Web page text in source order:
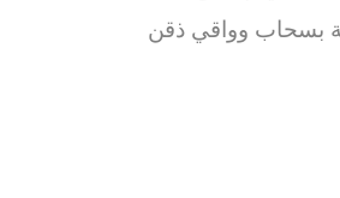
بسحاب وواقي ذقن